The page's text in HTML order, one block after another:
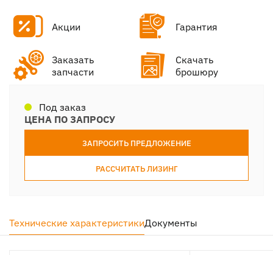
Акции Гарантия
Заказать
запчасти
Скачать
брошюру
Под заказ
ЦЕНА ПО ЗАПРОСУ
ЗАПРОСИТЬ ПРЕДЛОЖЕНИЕ
РАССЧИТАТЬ ЛИЗИНГ
Технические характеристикиДокументы